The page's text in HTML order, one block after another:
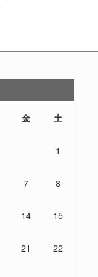
金 土
1
7 8
14 15
21 22